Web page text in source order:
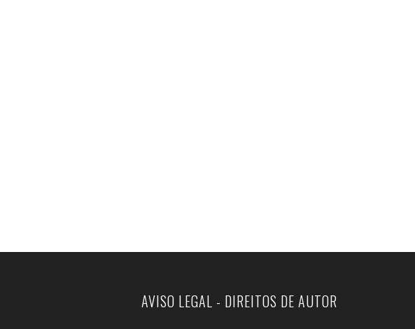
AVISO LEGAL - DIREITOS DE AUTOR